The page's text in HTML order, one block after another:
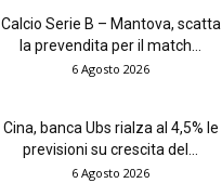
Calcio Serie B – Mantova, scatta
la prevendita per il match...
6 Agosto 2026
Cina, banca Ubs rialza al 4,5% le
previsioni su crescita del...
6 Agosto 2026